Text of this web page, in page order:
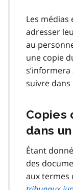
Les
adresser
au
une copie
suivre
Copies
dans
Étant
des
aux termes